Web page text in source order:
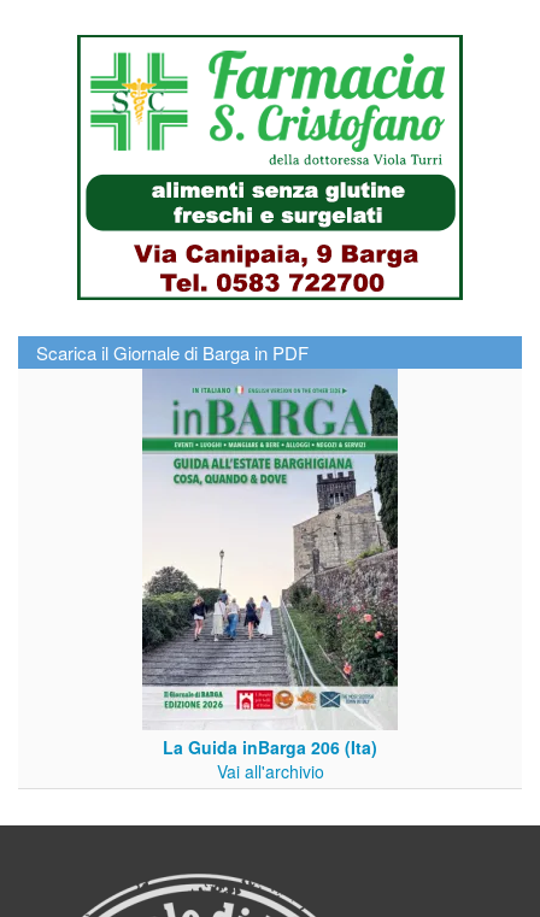
Scarica il Giornale di Barga in PDF
La Guida inBarga 206 (Ita)
Vai all'archivio